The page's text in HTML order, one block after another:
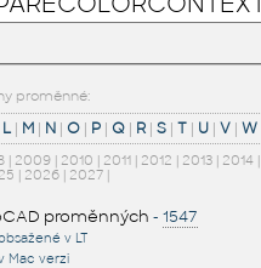
proměnné:
L | M | N |O | P |Q | R |S |T | U |V |W
| 2009| 2010 | 2011| 2012 | 2013| 2014|
| 2026| 2027|
proměnných -1547
v LT
Mac verzi